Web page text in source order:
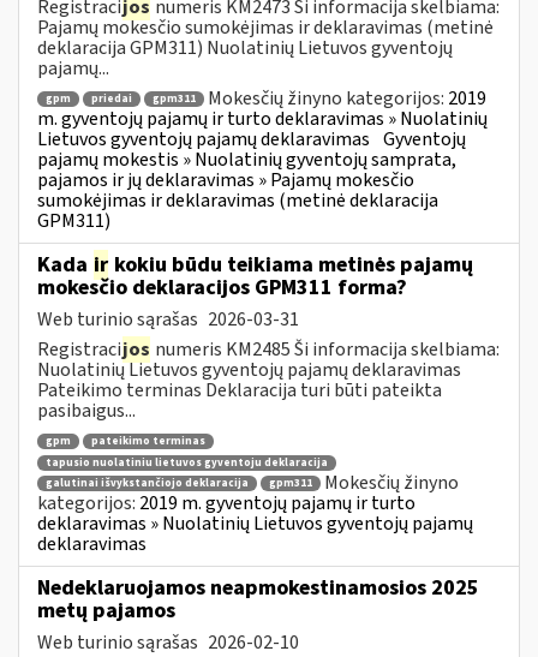
Registracijos numeris KM2473 Ši informacija skelbiama:
Pajamų mokesčio sumokėjimas ir deklaravimas (metinė
deklaracija GPM311) Nuolatinių Lietuvos gyventojų
pajamų...
gpm priedai gpm311 Mokesčių žinyno kategorijos: 2019
m. gyventojų pajamų ir turto deklaravimas » Nuolatinių
Lietuvos gyventojų pajamų deklaravimas Gyventojų
pajamų mokestis » Nuolatinių gyventojų samprata,
pajamos ir jų deklaravimas » Pajamų mokesčio
sumokėjimas ir deklaravimas (metinė deklaracija
GPM311)
Kada ir kokiu būdu teikiama metinės pajamų
mokesčio deklaracijos GPM311 forma?
Web turinio sąrašas 2026-03-31
Registracijos numeris KM2485 Ši informacija skelbiama:
Nuolatinių Lietuvos gyventojų pajamų deklaravimas
Pateikimo terminas Deklaracija turi būti pateikta
pasibaigus...
gpm
pateikimo terminas
tapusio nuolatiniu lietuvos gyventoju deklaracija
galutinai išvykstančiojo deklaracija
gpm311
Mokesčių žinyno
kategorijos: 2019 m. gyventojų pajamų ir turto
deklaravimas » Nuolatinių Lietuvos gyventojų pajamų
deklaravimas
Nedeklaruojamos neapmokestinamosios 2025
metų pajamos
Web turinio sąrašas 2026-02-10